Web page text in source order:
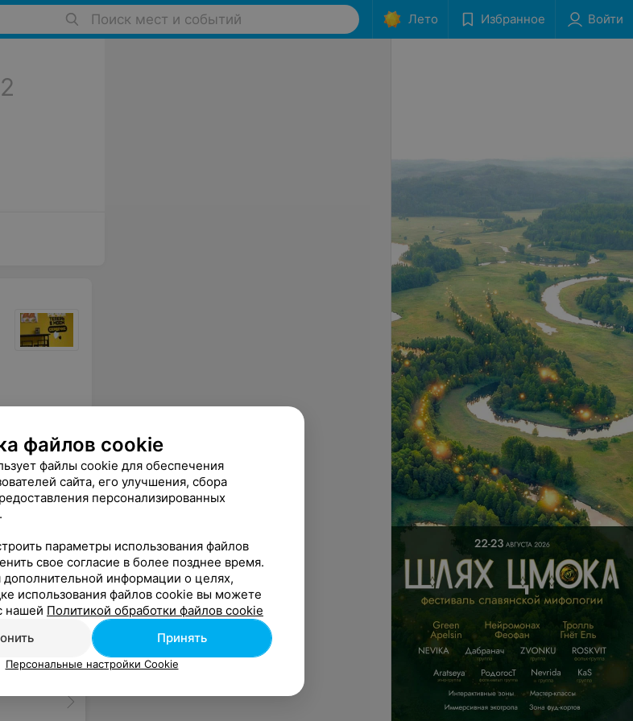
Поиск мест и событий Лето Избранное Войти
2
файлов cookie
файлы cookie для обеспечения
сайта, его улучшения, сбора
персонализированных
параметры использования файлов
свое согласие в более позднее время.
информации о целях,
использования файлов cookie вы можете
нашей Политикой обработки файлов cookie
Принять
Персональные настройки Cookie